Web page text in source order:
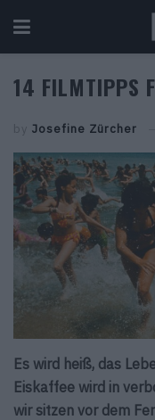
14 FILMTIPPS
by Josefine Zürcher
Es wird heiß, das
Eiskaffee wird in
wir sitzen vor dem